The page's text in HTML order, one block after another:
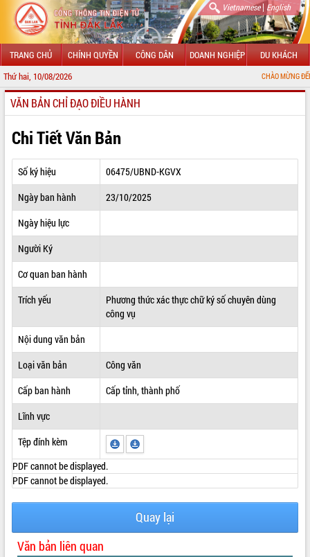
Vietnamese| English
TRANG CHỦ CHÍNH QUYỀN CÔNG DÂN DOANH NGHIỆP DU KHÁCH
Thứ hai, 10/08/2026 CHÀO MỪNG ĐẾN VỚI
GIỚI THIỆU
LÃNH ĐẠO UBND TỈNH
TIN TỨC SỰ KIỆN
SỞ, BAN, NGÀNH
THÔNG TIN CHỈ ĐẠO ĐIỀU HÀNH
HỆ THỐNG VĂN BẢN
VĂN BẢN HĐND TỈNH
ĐIỂM TIN VĂN BẢN
VĂN BẢN CHỈ ĐẠO ĐIỀU HÀNH
Chi Tiết Văn Bản
Số ký hiệu
06475/UBND-KGVX
Ngày ban hành
23/10/2025
Ngày hiệu lực
Người Ký
Cơ quan ban hành
Trích yếu
Phương thức xác thực chữ ký số chuyên dùng
công vụ
Nội dung văn bản
Loại văn bản
Công văn
Cấp ban hành
Cấp tỉnh, thành phố
Lĩnh vực
Tệp đính kèm
PDF cannot be displayed.
PDF cannot be displayed.
Quay lại
Văn bản liên quan